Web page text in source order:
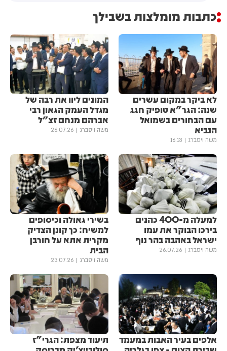
כתבות מומלצות בשבילך
לא ביקר במקום עשרים
שנה: הגר"א טופיק חגג
עם הבחורים בשמואל
הנביא
משה ויסברג 16:13
המונים ליוו את רבה של
מגדל העמק הגאון רבי
אברהם מנחם זצ"ל
משה ויסברג 26.07.26
למעלה מ-400 כהנים
בירכו הבוקר את עמו
ישראל באהבה בהר נוף
משה ויסברג 26.07.26
בשירי גאולה וכיסופים
למשיח: כך קונן הצדיק
מקרית אתא על חורבן
הבית
משה ויסברג 23.07.26
אלפים בעיר האבות במעמד
תיעוד מצפת: הגרי"ז